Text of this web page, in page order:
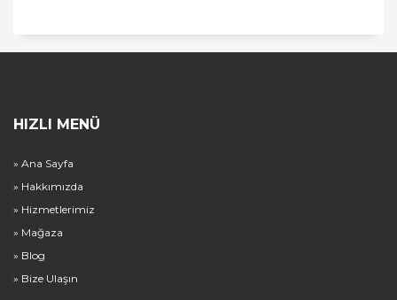
HIZLI MENÜ
» Ana Sayfa
» Hakkımızda
» Hizmetlerimiz
» Mağaza
» Blog
» Bize Ulaşın